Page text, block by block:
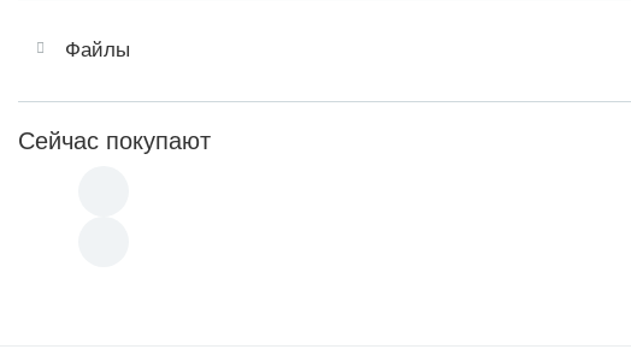
Файлы
Сейчас покупают